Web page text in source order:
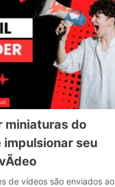
miniaturas do
impulsionar seu
de vídeos são enviados ao